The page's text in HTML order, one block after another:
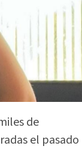
de
el pasado